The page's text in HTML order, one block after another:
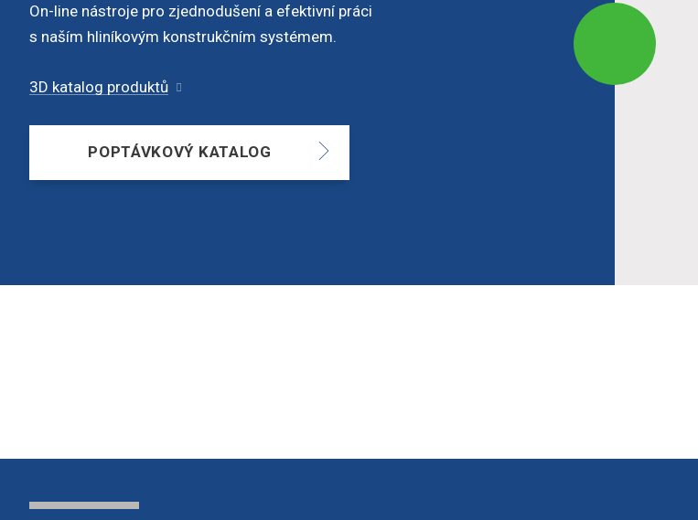
On-line nástroje pro zjednodušení a efektivní práci
s naším hliníkovým konstrukčním systémem.
3D katalog produktů
POPTÁVKOVÝ KATALOG